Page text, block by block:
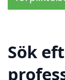
Sök